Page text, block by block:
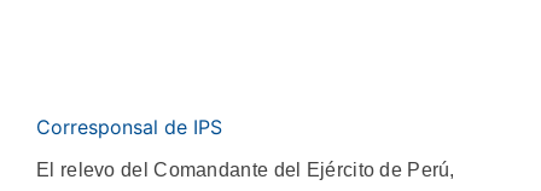
Corresponsal de IPS
El relevo del Comandante del Ejército de Perú,